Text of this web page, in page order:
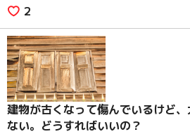
2
建物が古くなって傷んでいるけど
ない。どうすればいいの？